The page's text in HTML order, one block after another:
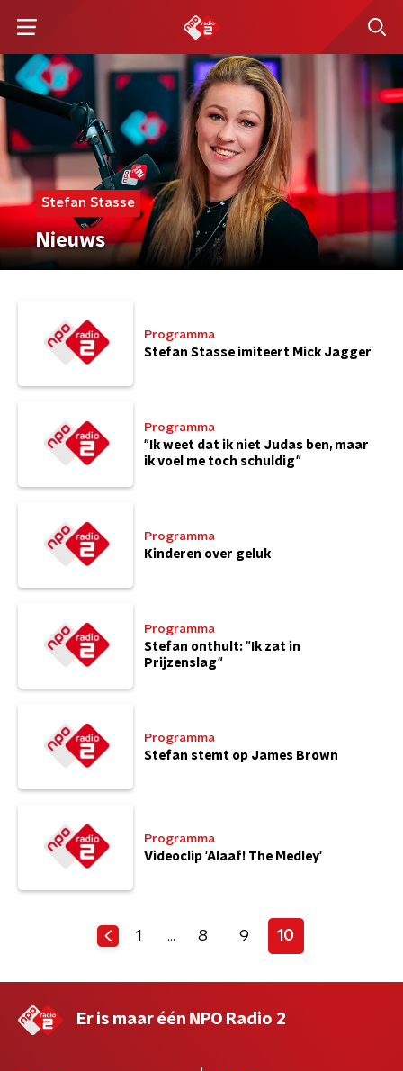
Stefan Stasse
Nieuws
Programma
Stefan Stasse imiteert Mick Jagger
Programma
"Ik weet dat ik niet Judas ben, maar
ik voel me toch schuldig"
Programma
Kinderen over geluk
Programma
Stefan onthult: "Ik zat in
Prijzenslag"
Programma
Stefan stemt op James Brown
Programma
Videoclip 'Alaaf! The Medley'
1 … 8 9 10
Er is maar één NPO Radio 2